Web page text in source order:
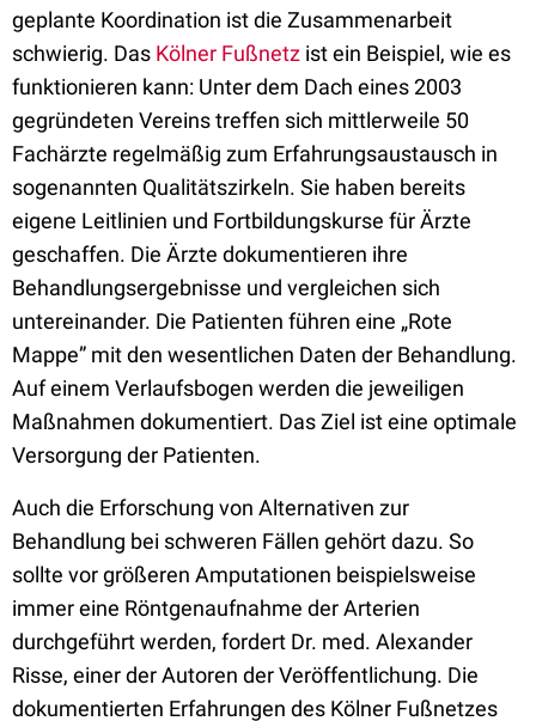
geplante Koordination ist die Zusammenarbeit
schwierig. Das Kölner Fußnetz ist ein Beispiel, wie es
funktionieren kann: Unter dem Dach eines 2003
gegründeten Vereins treffen sich mittlerweile 50
Fachärzte regelmäßig zum Erfahrungsaustausch in
sogenannten Qualitätszirkeln. Sie haben bereits
eigene Leitlinien und Fortbildungskurse für Ärzte
geschaffen. Die Ärzte dokumentieren ihre
Behandlungsergebnisse und vergleichen sich
untereinander. Die Patienten führen eine „Rote
Mappe” mit den wesentlichen Daten der Behandlung.
Auf einem Verlaufsbogen werden die jeweiligen
Maßnahmen dokumentiert. Das Ziel ist eine optimale
Versorgung der Patienten.
Auch die Erforschung von Alternativen zur
Behandlung bei schweren Fällen gehört dazu. So
sollte vor größeren Amputationen beispielsweise
immer eine Röntgenaufnahme der Arterien
durchgeführt werden, fordert Dr. med. Alexander
Risse, einer der Autoren der Veröffentlichung. Die
dokumentierten Erfahrungen des Kölner Fußnetzes